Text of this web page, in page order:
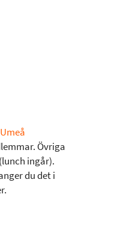
Övriga
ingår).
du det i